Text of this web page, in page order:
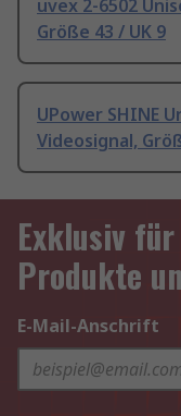
uvex 2-6502
Größe 43 / UK 9
UPower SHINE
Videosignal,
Exklusiv
Produkte
E-Mail-Anschrift